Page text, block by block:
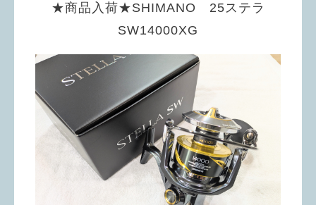
★商品入荷★SHIMANO 25ステラ
SW14000XG